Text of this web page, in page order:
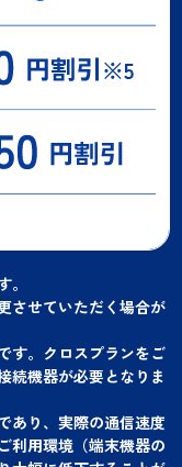
させていただく場合が
す。クロスプランをご
続機器が必要となりま
あり、実際の通信速度
利用環境（端末機器の